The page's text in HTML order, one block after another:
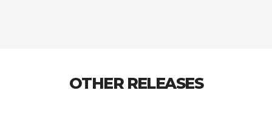
OTHER RELEASES